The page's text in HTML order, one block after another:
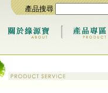
產品搜尋